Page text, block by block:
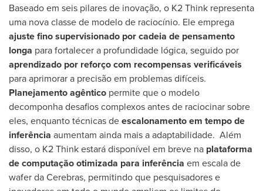
Baseado em seis pilares de inovação, o K2 Think representa
uma nova classe de modelo de raciocínio. Ele emprega
ajuste fino supervisionado por cadeia de pensamento
longa para fortalecer a profundidade lógica, seguido por
aprendizado por reforço com recompensas verificáveis
para aprimorar a precisão em problemas difíceis.
Planejamento agêntico permite que o modelo
decomponha desafios complexos antes de raciocinar sobre
eles, enquanto técnicas deescalonamento em tempo de
inferência aumentam ainda mais a adaptabilidade. Além
disso, o K2 Think estará disponível em breve na plataforma
de computação otimizada para inferência em escala de
wafer da Cerebras, permitindo que pesquisadores e